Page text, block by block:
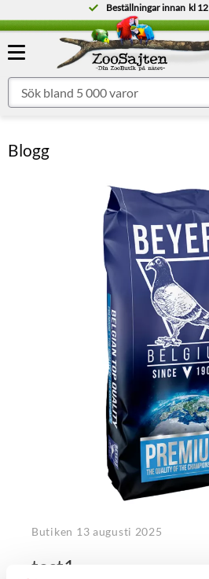
Meny
Beställningar innan kl 12
Blogg
Butiken 13 augusti 2025
test1